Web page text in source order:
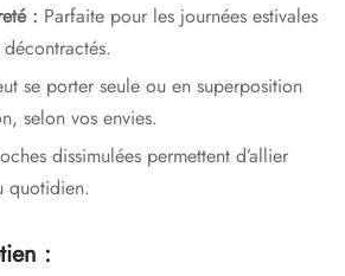
: Parfaite pour les journées estivales
se porter seule ou en superposition
selon vos envies.
dissimulées permettent d’allier
quotidien.
: